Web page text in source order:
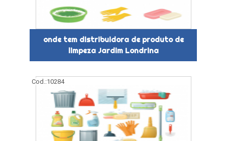
onde tem distribuidora de produto de
limpeza Jardim Londrina
Cod.:10284